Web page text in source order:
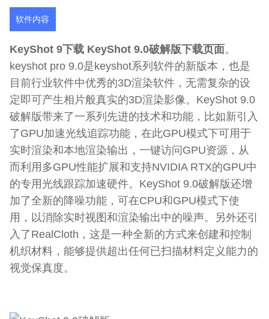
软件内容
KeyShot 9下载 KeyShot 9.0破解版下载页面。
keyshot pro 9.0是keyshot系列软件的新版本，也是
目前行业软件中优秀的3D渲染软件，无需复杂的设
定即可产生相片般真实的3D渲染影像。KeyShot 9.0
破解版带来了一系列先进的技术和功能，比如新引入
了GPU加速光线追踪功能，在此GPU模式下可用于
实时渲染和本地渲染输出，一键访问GPU资源，从
而利用多GPU性能扩展和支持NVIDIA RTX的GPU中
的专用光线跟踪加速硬件。KeyShot 9.0破解版还增
加了全新的降噪功能，可在CPU和GPU模式下使
用，以消除实时视图和渲染输出中的噪声。另外还引
入了RealCloth，这是一种全新的方式来创建和控制
机织材料，能够提供超出任何已扫描材料定义能力的
视觉保真度。